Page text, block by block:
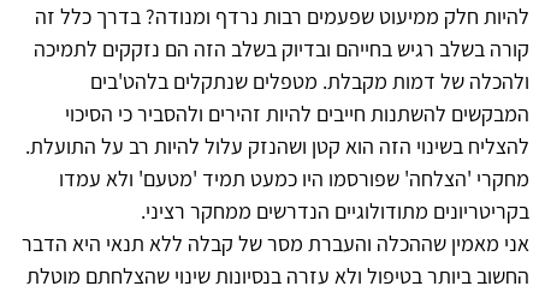
להיות חלק ממיעוט שפעמים רבות נרדף ומנודה? בדרך כלל זה
קורה בשלב רגיש בחייהם ובדיוק בשלב הזה הם נזקקים לתמיכה
ולהכלה של דמות מקבלת. מטפלים שנתקלים בלהט'בים
המבקשים להשתנות חייבים להיות זהירים ולהסביר כי הסיכוי
להצליח בשינוי הזה הוא קטן ושהנזק עלול להיות רב על התועלת.
מחקרי 'הצלחה' שפורסמו היו כמעט תמיד 'מטעם' ולא עמדו
בקריטריונים מתודולוגיים הנדרשים ממחקר רציני.
אני מאמין שההכלה והעברת מסר של קבלה ללא תנאי היא הדבר
החשוב ביותר בטיפול ולא עזרה בנסיונות שינוי שהצלחתם מוטלת